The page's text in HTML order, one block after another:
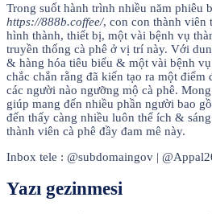
Trong suốt hành trình nhiều năm phiêu
https://888b.coffee/, con con thành viên
hình thành, thiết bị, một vài bệnh vụ
truyền thống cà phê ở vị trí này. Với
& hàng hóa tiêu biểu & một vài bệnh
chắc chắn rằng đã kiến tạo ra một điểm
các người nào ngưỡng mộ cà phê.
giúp mang đến nhiều phần người bao
đến thấy càng nhiều luôn thể ích &
thành viên cà phê đầy đam mê này.
Inbox tele : @subdomaingov |
Yazı gezinmesi